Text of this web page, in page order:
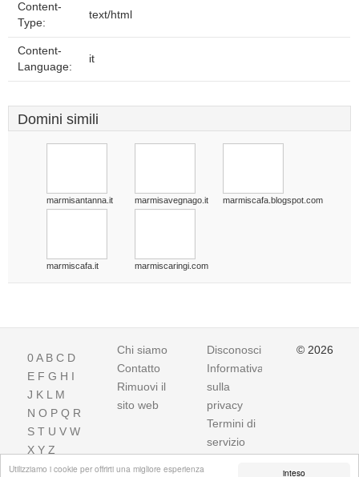
inteso
Utilizziamo i cookie per offrirti una migliore esperienza
Content-
Type:
text/html
Content-
Language:
it
Domini simili
marmisantanna.it marmisavegnago.it marmiscafa.blogspot.com
marmiscafa.it marmiscaringi.com
0A B C D
E F G H I
J K L M
N O P Q R
S T U V W
X Y Z
Chi siamo
Contatto
Rimuovi il
sito web
Disconoscimento
Informativa
sulla
privacy
Termini di
servizio
© 2026